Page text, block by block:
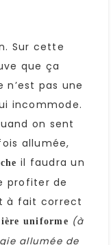
Sur cette
que ça
pas une
incommode.
on sent
allumée,
il faudra un
profiter de
à fait correct
uniforme (à
allumée de